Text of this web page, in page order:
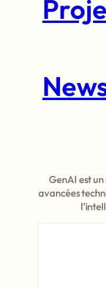
GenAI est
avancées